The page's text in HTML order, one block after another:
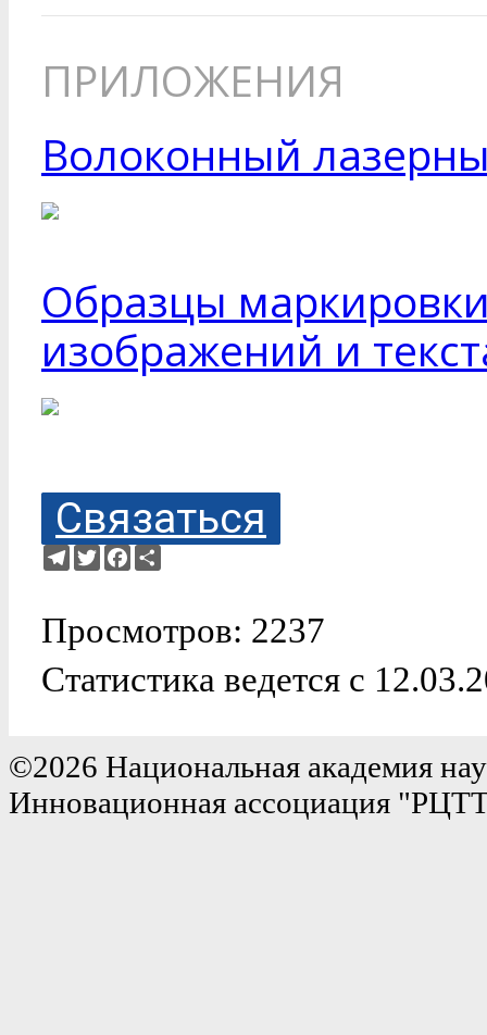
ПРИЛОЖЕНИЯ
Волоконный
Образцы
изображений и
Связаться
Telegram
TwitterFacebook
Просмотров: 2237
Статистика ведется с
©2026 Национальная академия
Инновационная ассоциация